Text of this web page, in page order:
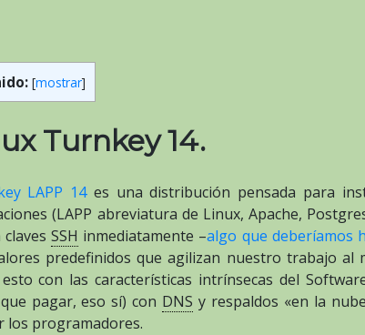
[mostrar]
Turnkey 14.
LAPP 14es una distribución pensada para
(LAPP abreviatura de Linux, Apache,
clavesSSH inmediatamente –algo que deberíamos
predefinidos que agilizan nuestro trabajo al
con las características intrínsecas del
pagar, eso sí) con DNS y respaldos «en la
los programadores.